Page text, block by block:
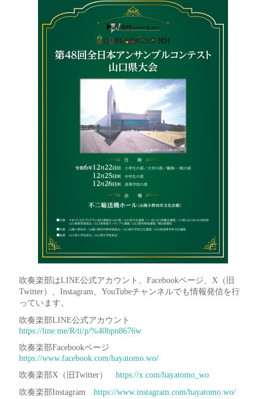
吹奏楽部はLINE公式アカウント、Facebookページ、X（旧
Twitter）、Instagram、YouTubeチャンネルでも情報発信を行
っています。
吹奏楽部LINE公式アカウント
https://line.me/R/ti/p/%40hpn8676w
吹奏楽部Facebookページ
https://www.facebook.com/hayatomo.wo/
吹奏楽部X（旧Twitter）https://x.com/hayatomo_wo
吹奏楽部Instagramhttps://www.instagram.com/hayatomo.wo/